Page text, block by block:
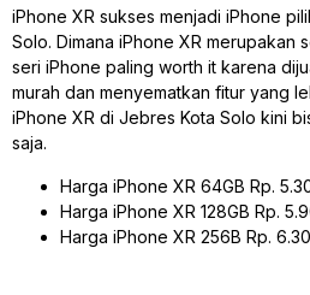
iPhone XR sukses menjadi iPhone
Solo. Dimana iPhone XR merupakan
seri iPhone paling worth it karena
murah dan menyematkan fitur yang
iPhone XR di Jebres Kota Solo kini
saja.
Harga iPhone XR 64GB Rp.
Harga iPhone XR 128GB Rp.
Harga iPhone XR 256B Rp.